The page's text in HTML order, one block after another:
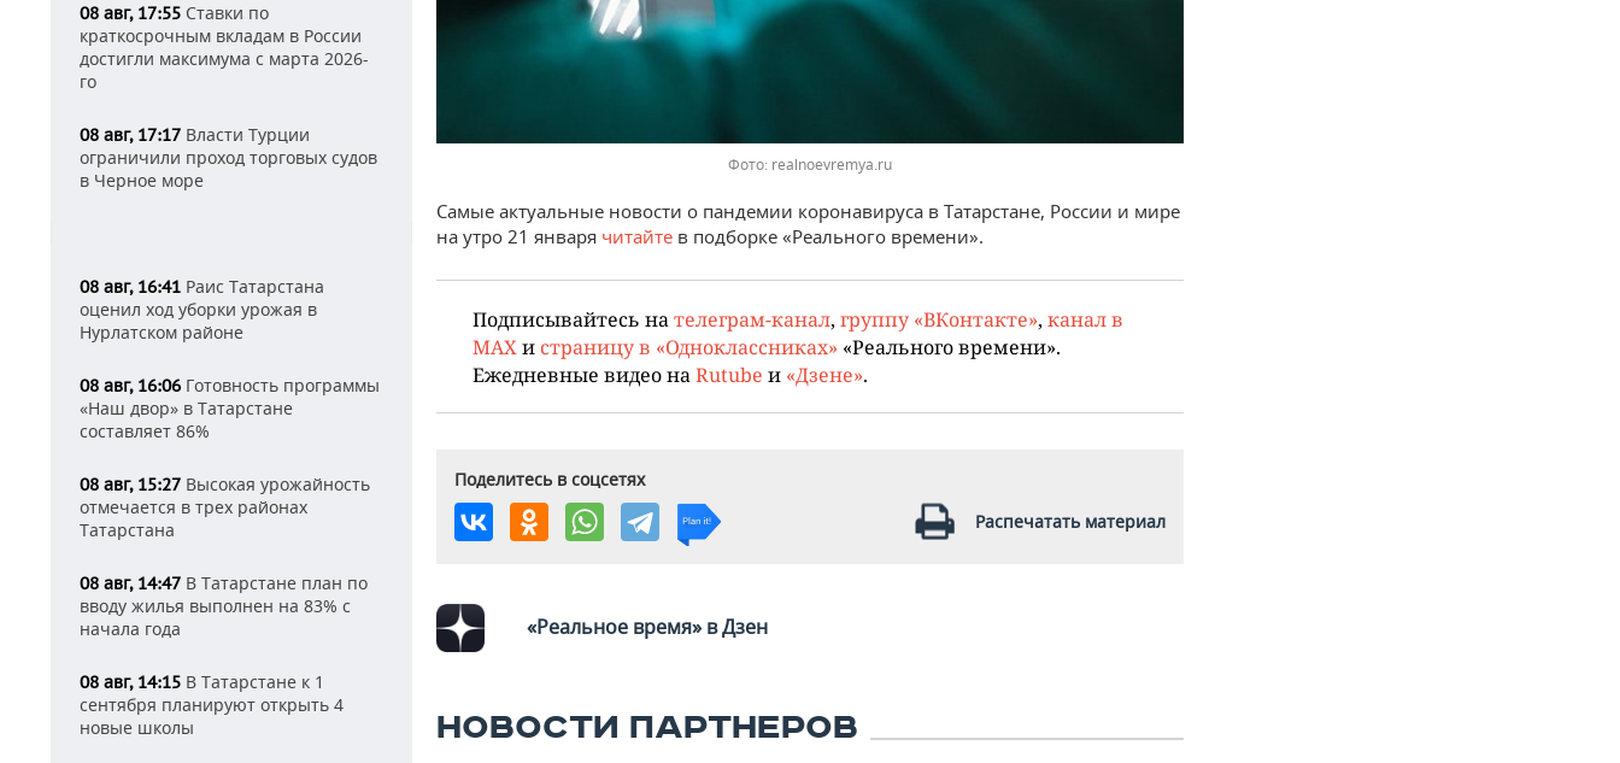
08 авг, 17:55 Ставки по
краткосрочным вкладам в России
достигли максимума с марта 2026-
го
08 авг, 17:17 Власти Турции
ограничили проход торговых судов
в Черное море
08 авг, 16:41 Раис Татарстана
оценил ход уборки урожая в
Нурлатском районе
08 авг, 16:06 Готовность программы
«Наш двор» в Татарстане
составляет 86%
08 авг, 15:27 Высокая урожайность
отмечается в трех районах
Татарстана
08 авг, 14:47 В Татарстане план по
вводу жилья выполнен на 83% с
начала года
08 авг, 14:15 В Татарстане к 1
сентября планируют открыть 4
новые школы
Фото: realnoevremya.ru
Самые актуальные новости о пандемии коронавируса в Татарстане, России и мире
на утро 21 января читайте в подборке «Реального времени».
Подписывайтесь нателеграм-канал, группу «ВКонтакте», канал в
MAXи страницу в «Одноклассниках» «Реального времени».
Ежедневные видео наRutube и «Дзене».
Поделитесь в соцсетях
Распечатать материал
«Реальное время» в Дзен
НОВОСТИ ПАРТНЕРОВ